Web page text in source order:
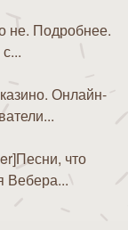
не. Подробнее.
Онлайн-
что
Вебера...